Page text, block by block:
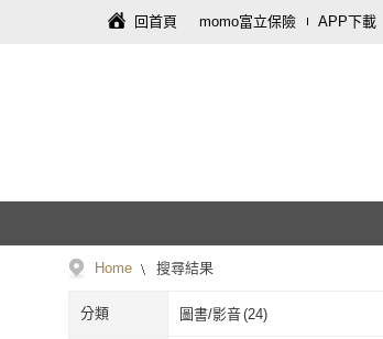
回首頁 momo富立保險 APP下載
Home 搜尋結果
分類 圖書/影音(24)